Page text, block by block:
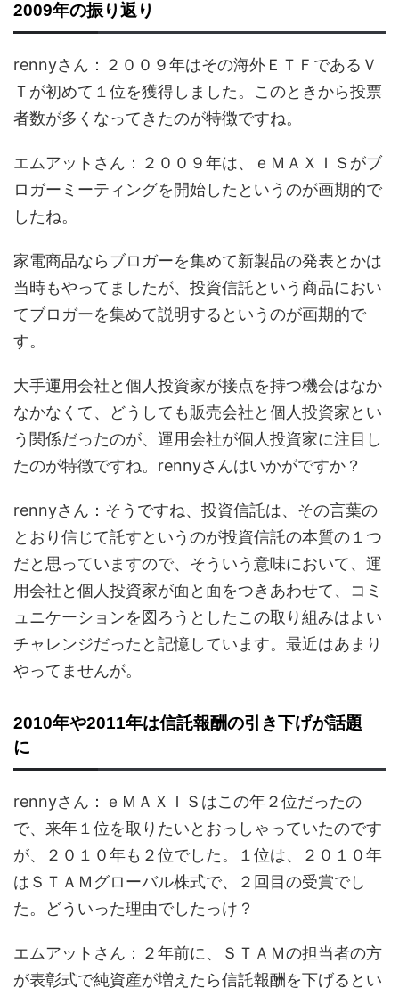
2009年の振り返り
rennyさん：２００９年はその海外ＥＴＦであるＶ
Ｔが初めて１位を獲得しました。このときから投票
者数が多くなってきたのが特徴ですね。
エムアットさん：２００９年は、ｅＭＡＸＩＳがブ
ロガーミーティングを開始したというのが画期的で
したね。
家電商品ならブロガーを集めて新製品の発表とかは
当時もやってましたが、投資信託という商品におい
てブロガーを集めて説明するというのが画期的で
す。
大手運用会社と個人投資家が接点を持つ機会はなか
なかなくて、どうしても販売会社と個人投資家とい
う関係だったのが、運用会社が個人投資家に注目し
たのが特徴ですね。rennyさんはいかがですか？
rennyさん：そうですね、投資信託は、その言葉の
とおり信じて託すというのが投資信託の本質の１つ
だと思っていますので、そういう意味において、運
用会社と個人投資家が面と面をつきあわせて、コミ
ュニケーションを図ろうとしたこの取り組みはよい
チャレンジだったと記憶しています。最近はあまり
やってませんが。
2010年や2011年は信託報酬の引き下げが話題
に
rennyさん：ｅＭＡＸＩＳはこの年２位だったの
で、来年１位を取りたいとおっしゃっていたのです
が、２０１０年も２位でした。１位は、２０１０年
はＳＴＡＭグローバル株式で、２回目の受賞でし
た。どういった理由でしたっけ？
エムアットさん：２年前に、ＳＴＡＭの担当者の方
が表彰式で純資産が増えたら信託報酬を下げるとい